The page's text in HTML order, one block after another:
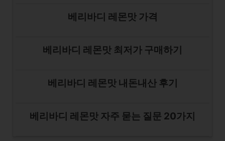
베리바디 레몬맛 가격
베리바디 레몬맛 최저가 구매하기
베리바디 레몬맛 내돈내산 후기
베리바디 레몬맛 자주 묻는 질문 20가지